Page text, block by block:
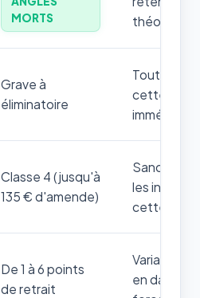
MORTS
théorique.
Grave à
éliminatoire
Toute
cette
Classe 4 (jusqu'à
135 € d'amende)
Sanction
les
cette
De 1 à 6 points
de retrait
Variable
en danger